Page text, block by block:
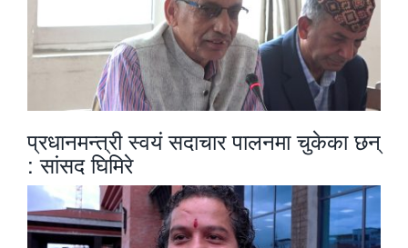
प्रधानमन्त्री स्वयं सदाचार पालनमा चुकेका छन्
: सांसद घिमिरे